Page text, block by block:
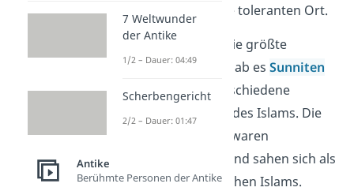
einem vergleichsweise toleranten Ort.
Die Muslime stellten die größte
Gruppe. Unter ihnen gab es Sunniten
und Schiiten,also verschiedene
Richtungen innerhalb des Islams. Die
osmanischen Sultane waren
sunnitische Muslime und sahen sich als
Schützer des sunnitischen Islams.
7 Weltwunder
der Antike
1/2 – Dauer: 04:49
Scherbengericht
2/2 – Dauer: 01:47
Antike
Berühmte Personen der Antike